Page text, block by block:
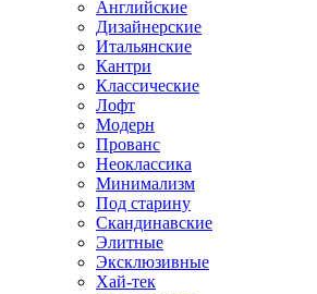
Английские
Дизайнерские
Итальянские
Кантри
Классические
Лофт
Модерн
Прованс
Неоклассика
Минимализм
Под старину
Скандинавские
Элитные
Эксклюзивные
Хай-тек